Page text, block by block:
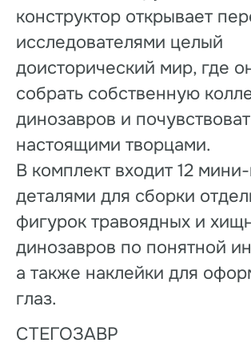
конструктор открывает
исследователями целый
доисторический мир, где
собрать собственную
динозавров и
настоящими творцами.
В комплект входит 12
деталями для сборки
фигурок травоядных и
динозавров по понятной
а также наклейки для
глаз.
СТЕГОЗАВР